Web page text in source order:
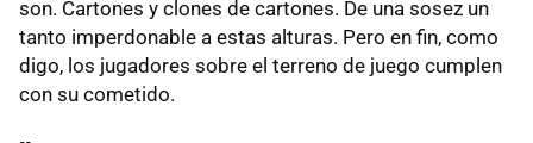
son. Cartones y clones de cartones. De una sosez un
tanto imperdonable a estas alturas. Pero en fin, como
digo, los jugadores sobre el terreno de juego cumplen
con su cometido.